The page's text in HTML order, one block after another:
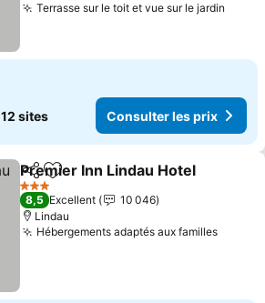
Terrasse sur le toit et vue sur le jardin
12 sites Consulter les prix
PartagerAjouter à mes favoris
Premier Inn Lindau Hotel
3 Étoiles
8,5 Excellent
10 046
Lindau
Hébergements adaptés aux familles